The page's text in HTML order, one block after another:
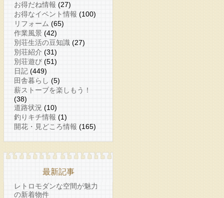
お得だね情報 (27)
お得なイベント情報 (100)
リフォーム (65)
作業風景 (42)
別荘生活の豆知識 (27)
別荘紹介 (31)
別荘遊び (51)
日記 (449)
田舎暮らし (5)
薪ストーブを楽しもう！
(38)
道路状況 (10)
釣りキチ情報 (1)
開花・見どころ情報 (165)
最新記事
レトロモダンな空間が魅力
の新着物件